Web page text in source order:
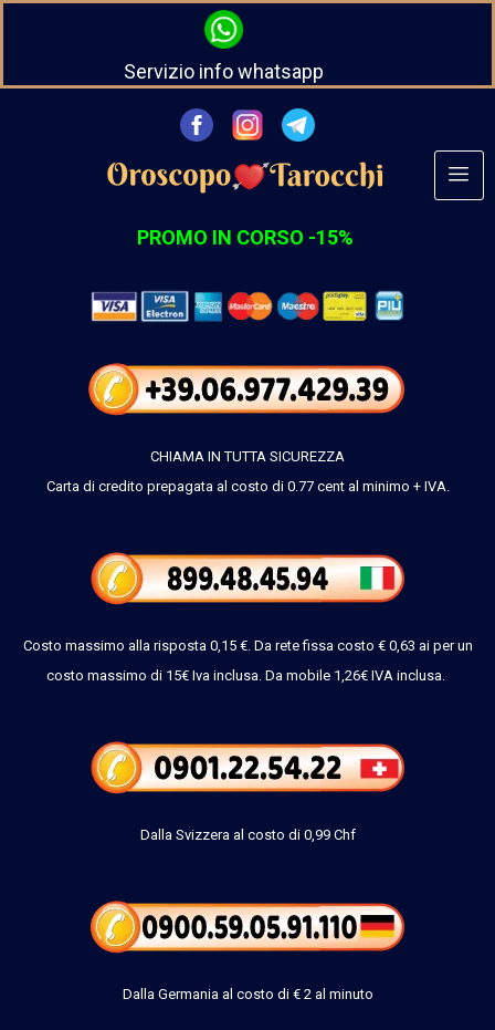
Servizio info whatsapp
PROMO IN CORSO -15%
CHIAMA IN TUTTA SICUREZZA
Carta di credito prepagata al costo di 0.77 cent al minimo + IVA.
Costo massimo alla risposta 0,15 €. Da rete fissa costo € 0,63 ai per un
costo massimo di 15€ Iva inclusa. Da mobile 1,26€ IVA inclusa.
Dalla Svizzera al costo di 0,99 Chf
Dalla Germania al costo di € 2 al minuto